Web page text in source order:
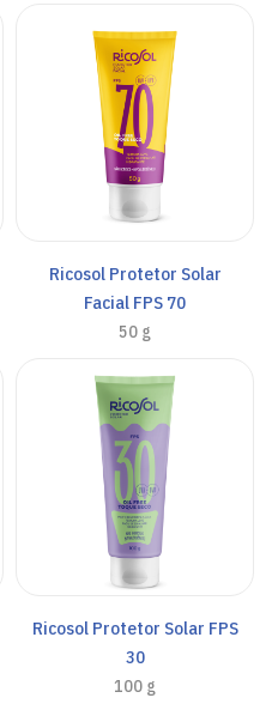
Ricosol Protetor Solar
Facial FPS 70
50 g
Ricosol Protetor Solar FPS
30
100 g